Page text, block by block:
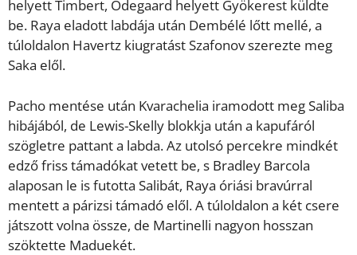
helyett Timbert, Ödegaard helyett Gyökerest küldte
be. Raya eladott labdája után Dembélé lőtt mellé, a
túloldalon Havertz kiugratást Szafonov szerezte meg
Saka elől.
Pacho mentése után Kvarachelia iramodott meg Saliba
hibájából, de Lewis-Skelly blokkja után a kapufáról
szögletre pattant a labda. Az utolsó percekre mindkét
edző friss támadókat vetett be, s Bradley Barcola
alaposan le is futotta Salibát, Raya óriási bravúrral
mentett a párizsi támadó elől. A túloldalon a két csere
játszott volna össze, de Martinelli nagyon hosszan
szöktette Maduekét.